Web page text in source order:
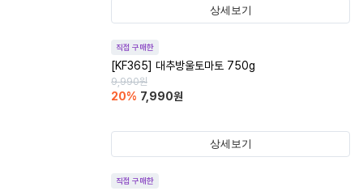
상세보기
직접 구매한
[KF365] 대추방울토마토 750g
9,990원
20% 7,990원
상세보기
직접 구매한